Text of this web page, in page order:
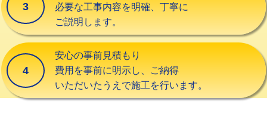
持込商品取付（混合水栓） 16,500円
持込商品取付（浄水器・分岐水栓） 16,500円
給水管工事※（ホール加工)
給水管工事※（バンド止め) 3,300円
3
必要な工事内容を明確、丁寧に
ご説明します。
4
安心の事前見積もり
費用を事前に明示し、ご納得
いただいたうえで施工を行います。